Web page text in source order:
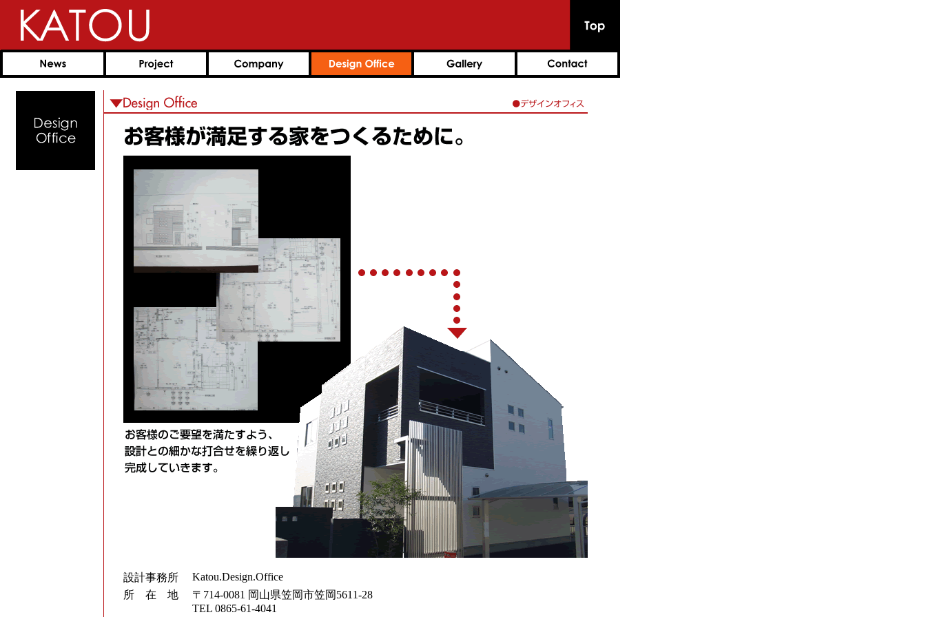
設計事務所
Katou.Design.Office
所 在 地
〒714-0081 岡山県笠岡市笠岡5611-28
TEL 0865-61-4041